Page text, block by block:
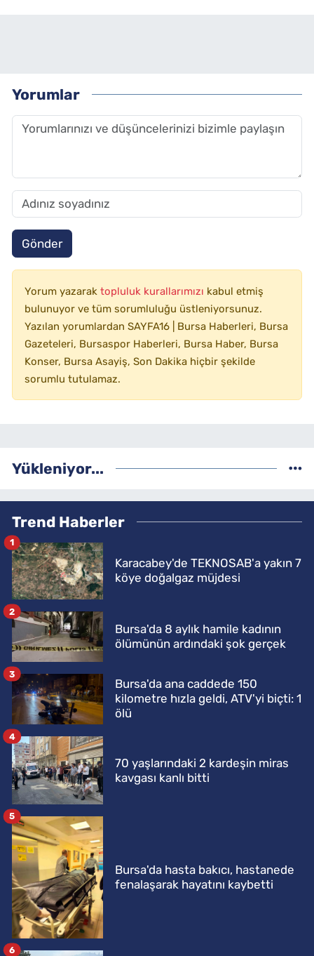
Yorumlar
Gönder
Yorum yazarak topluluk kurallarımızı kabul etmiş
bulunuyor ve tüm sorumluluğu üstleniyorsunuz.
Yazılan yorumlardan SAYFA16 | Bursa Haberleri, Bursa
Gazeteleri, Bursaspor Haberleri, Bursa Haber, Bursa
Konser, Bursa Asayiş, Son Dakika hiçbir şekilde
sorumlu tutulamaz.
Yükleniyor...
Trend Haberler
Karacabey'de TEKNOSAB'a yakın 7
köye doğalgaz müjdesi
1
Bursa'da 8 aylık hamile kadının
ölümünün ardındaki şok gerçek
2
Bursa'da ana caddede 150
kilometre hızla geldi, ATV'yi biçti: 1
ölü
3
70 yaşlarındaki 2 kardeşin miras
kavgası kanlı bitti
4
Bursa'da hasta bakıcı, hastanede
fenalaşarak hayatını kaybetti
5
6